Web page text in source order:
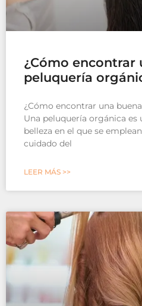
¿Cómo encontrar
peluquería
¿Cómo encontrar una
Una peluquería orgánica
belleza en el que se
cuidado del
LEER MÁS >>